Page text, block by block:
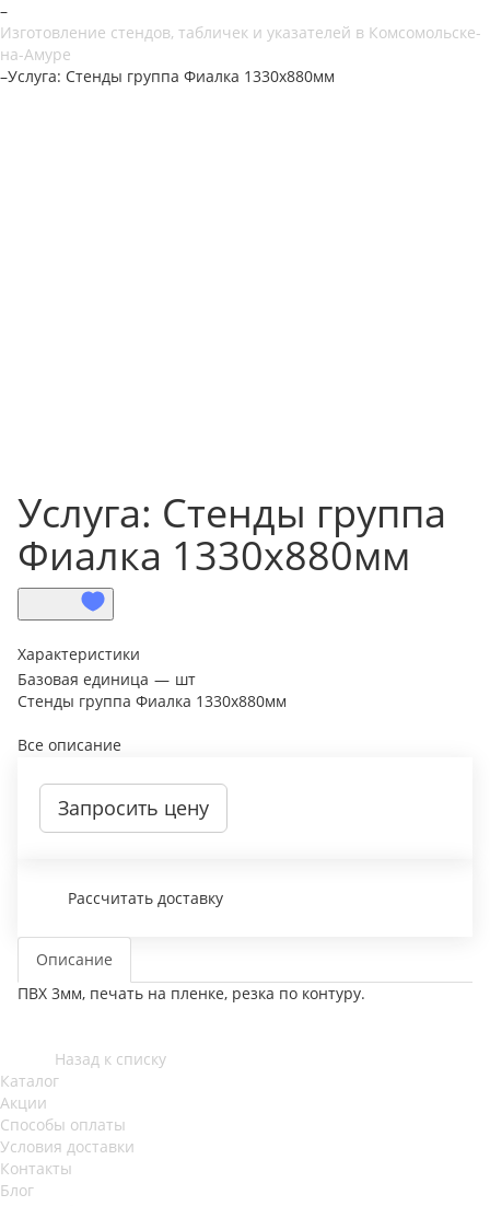
–
Изготовление стендов, табличек и указателей в Комсомольске-
на-Амуре
–Услуга: Стенды группа Фиалка 1330х880мм
Услуга: Стенды группа
Фиалка 1330х880мм
Характеристики
Базовая единица — шт
Стенды группа Фиалка 1330х880мм
Все описание
Запросить цену
Рассчитать доставку
Описание
ПВХ 3мм, печать на пленке, резка по контуру.
Назад к списку
Каталог
Акции
Способы оплаты
Условия доставки
Контакты
Блог